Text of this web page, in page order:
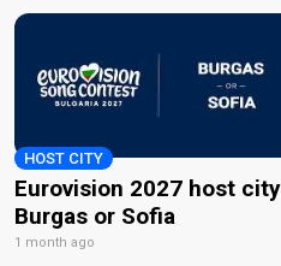
HOST CITY
Eurovision 2027 host
Burgas or Sofia
1 month ago